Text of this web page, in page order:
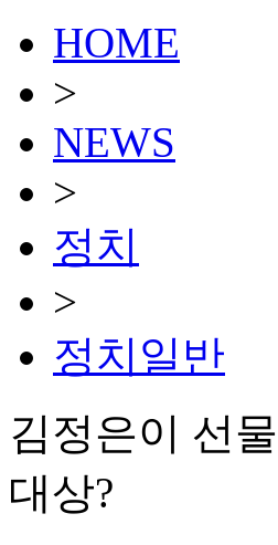
HOME
>
NEWS
>
정치
>
정치일반
김정은이 선
대상?